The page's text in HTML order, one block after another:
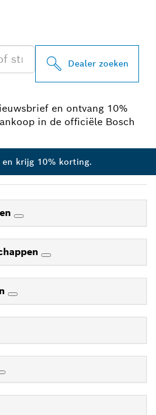
Dealer zoeken
en ontvang 10%
in de officiële Bosch
en krijg 10% korting.